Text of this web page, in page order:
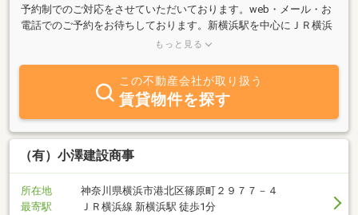
予約制でのご対応をさせていただいております。web・メール・お
電話でのご予約をお待ちしております。新横浜駅を中心にＪＲ横浜
線・東急東横線・横浜市営地下鉄沿線の賃貸物件、売買物件のご案
ってお話を伺い、お客様が満足いく物件と出会えるようお手伝いさ
せて頂きます。不動産についてのご質問、ご相談がありましたらお
気軽にお問合せ下さい。直接ご来店されなくてもお電話、メールで
も承っております。スタッフ一同笑顔でお待ちしております。
もっと見る
この不動産会社が取り扱う
賃貸物件を探す
（有）小澤建設商事
所在地
神奈川県横浜市港北区篠原町２９７７－４
最寄駅
ＪＲ横浜線 新横浜駅 徒歩1分